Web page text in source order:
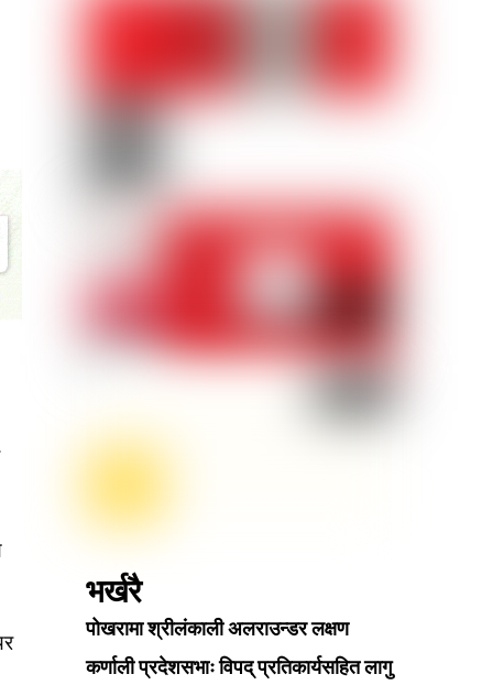
भर्खरै
पोखरामा श्रीलंकाली अलराउन्डर लक्षण
कर्णाली प्रदेशसभाः विपद् प्रतिकार्यसहित लागु